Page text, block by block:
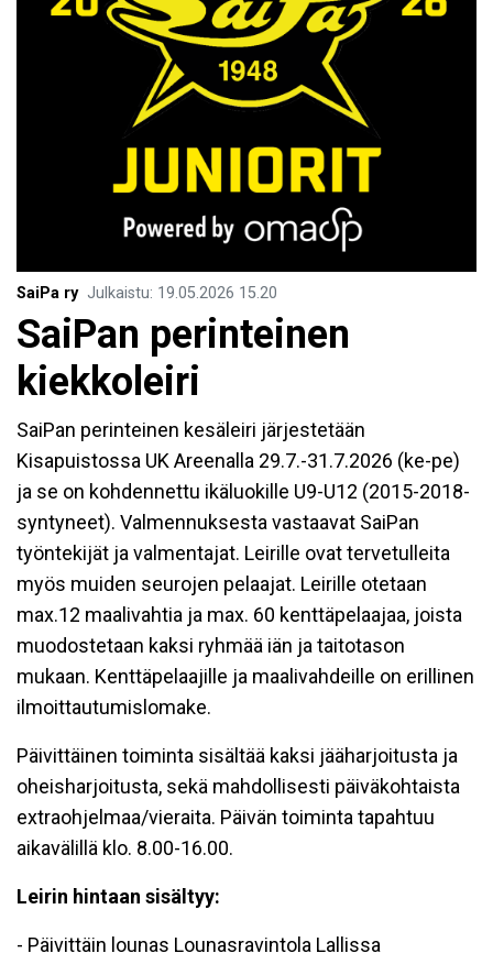
SaiPa ry Julkaistu: 19.05.2026 15.20
SaiPan perinteinen
kiekkoleiri
SaiPan perinteinen kesäleiri järjestetään
Kisapuistossa UK Areenalla 29.7.-31.7.2026 (ke-pe)
ja se on kohdennettu ikäluokille U9-U12 (2015-2018-
syntyneet). Valmennuksesta vastaavat SaiPan
työntekijät ja valmentajat. Leirille ovat tervetulleita
myös muiden seurojen pelaajat. Leirille otetaan
max.12 maalivahtia ja max. 60 kenttäpelaajaa, joista
muodostetaan kaksi ryhmää iän ja taitotason
mukaan. Kenttäpelaajille ja maalivahdeille on erillinen
ilmoittautumislomake.
Päivittäinen toiminta sisältää kaksi jääharjoitusta ja
oheisharjoitusta, sekä mahdollisesti päiväkohtaista
extraohjelmaa/vieraita. Päivän toiminta tapahtuu
aikavälillä klo. 8.00-16.00.
Leirin hintaan sisältyy:
- Päivittäin lounas Lounasravintola Lallissa